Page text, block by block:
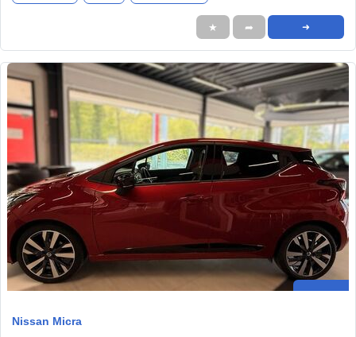
★ ➦ ➜
Nissan Micra